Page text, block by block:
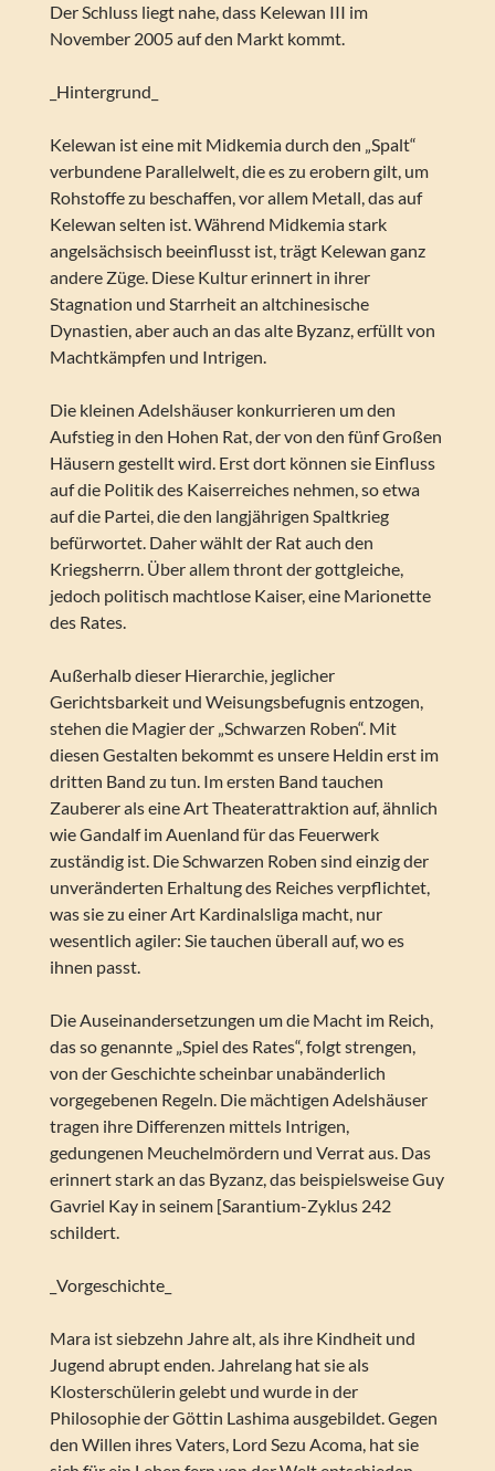
Der Schluss liegt nahe, dass Kelewan III im
November 2005 auf den Markt kommt.
_Hintergrund_
Kelewan ist eine mit Midkemia durch den „Spalt“
verbundene Parallelwelt, die es zu erobern gilt, um
Rohstoffe zu beschaffen, vor allem Metall, das auf
Kelewan selten ist. Während Midkemia stark
angelsächsisch beeinflusst ist, trägt Kelewan ganz
andere Züge. Diese Kultur erinnert in ihrer
Stagnation und Starrheit an altchinesische
Dynastien, aber auch an das alte Byzanz, erfüllt von
Machtkämpfen und Intrigen.
Die kleinen Adelshäuser konkurrieren um den
Aufstieg in den Hohen Rat, der von den fünf Großen
Häusern gestellt wird. Erst dort können sie Einfluss
auf die Politik des Kaiserreiches nehmen, so etwa
auf die Partei, die den langjährigen Spaltkrieg
befürwortet. Daher wählt der Rat auch den
Kriegsherrn. Über allem thront der gottgleiche,
jedoch politisch machtlose Kaiser, eine Marionette
des Rates.
Außerhalb dieser Hierarchie, jeglicher
Gerichtsbarkeit und Weisungsbefugnis entzogen,
stehen die Magier der „Schwarzen Roben“. Mit
diesen Gestalten bekommt es unsere Heldin erst im
dritten Band zu tun. Im ersten Band tauchen
Zauberer als eine Art Theaterattraktion auf, ähnlich
wie Gandalf im Auenland für das Feuerwerk
zuständig ist. Die Schwarzen Roben sind einzig der
unveränderten Erhaltung des Reiches verpflichtet,
was sie zu einer Art Kardinalsliga macht, nur
wesentlich agiler: Sie tauchen überall auf, wo es
ihnen passt.
Die Auseinandersetzungen um die Macht im Reich,
das so genannte „Spiel des Rates“, folgt strengen,
von der Geschichte scheinbar unabänderlich
vorgegebenen Regeln. Die mächtigen Adelshäuser
tragen ihre Differenzen mittels Intrigen,
gedungenen Meuchelmördern und Verrat aus. Das
erinnert stark an das Byzanz, das beispielsweise Guy
Gavriel Kay in seinem [Sarantium-Zyklus 242
schildert.
_Vorgeschichte_
Mara ist siebzehn Jahre alt, als ihre Kindheit und
Jugend abrupt enden. Jahrelang hat sie als
Klosterschülerin gelebt und wurde in der
Philosophie der Göttin Lashima ausgebildet. Gegen
den Willen ihres Vaters, Lord Sezu Acoma, hat sie